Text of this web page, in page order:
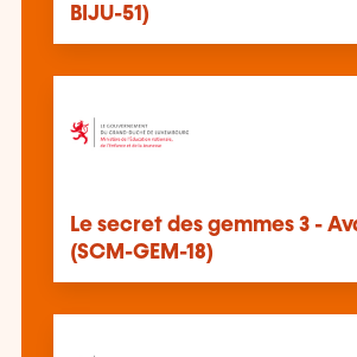
BIJU-51)
Le secret des gemmes 3 -
(SCM-GEM-18)